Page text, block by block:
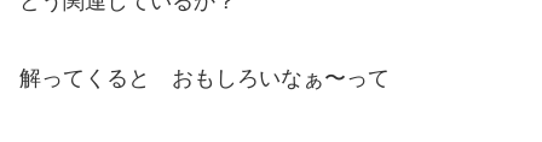
解ってくると おもしろいなぁ〜って